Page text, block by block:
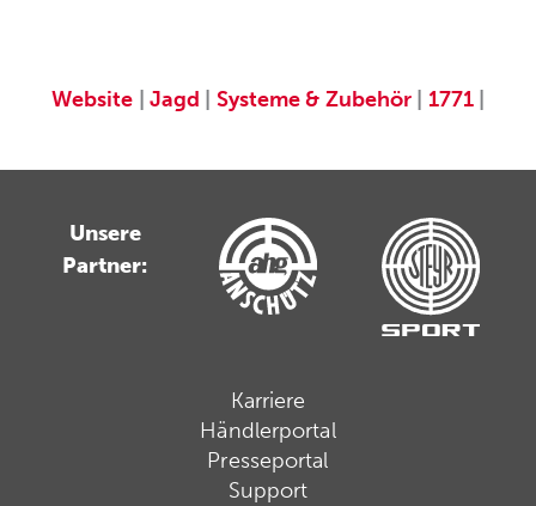
Website Jagd Systeme & Zubehör 1771|
Unsere
Partner:
Karriere
Händlerportal
Presseportal
Support